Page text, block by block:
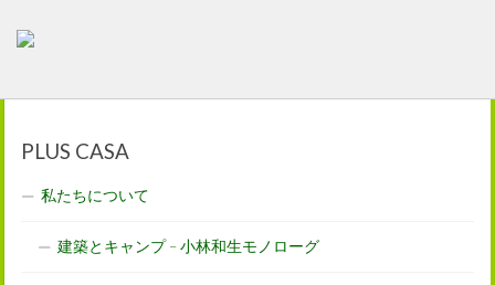
PLUS CASA
私たちについて
建築とキャンプ – 小林和生モノローグ